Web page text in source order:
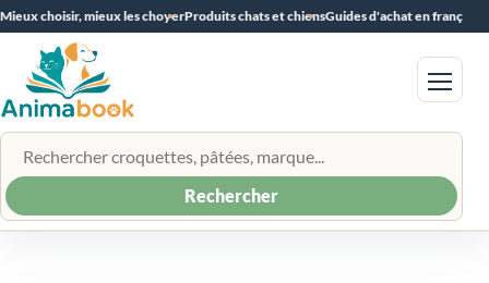
Mieux choisir, mieux les choyerProduits chats et chiensGuides d'achat en français
Rechercher un produit
Rechercher
Menu